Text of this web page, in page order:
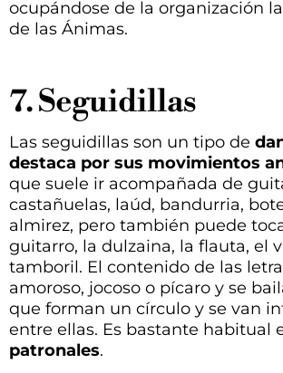
ocupándose de la organización
de las Ánimas.
7. Seguidillas
Las seguidillas son un tipo de
destaca por sus movimientos
que suele ir acompañada de
castañuelas, laúd, bandurria,
almirez, pero también puede
guitarro, la dulzaina, la flauta, el
tamboril. El contenido de las
amoroso, jocoso o pícaro y se
que forman un círculo y se van
entre ellas. Es bastante habitual
patronales.